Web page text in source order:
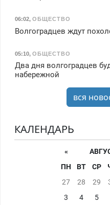
06:02, ОБЩЕСТВО
Волгоградцев ждут
05:10, ОБЩЕСТВО
Два дня волгоградцев
набережной
вся
КАЛЕНДАРЬ
«
ПН
ВТ СР
27
28 29
3
4 5